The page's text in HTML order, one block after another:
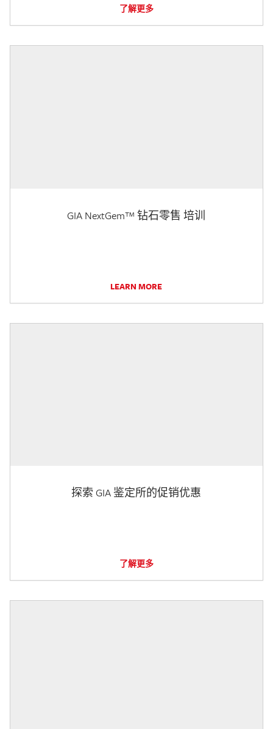
了解更多
GIA NextGem™ 钻石零售 培训
LEARN MORE
探索 GIA 鉴定所的促销优惠
了解更多